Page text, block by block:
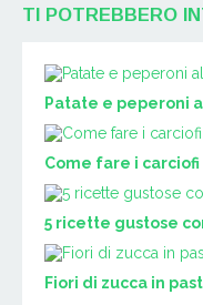
TI POTREBBERO
Patate e peperoni
Come fare i
5 ricette gustose
Fiori di zucca in